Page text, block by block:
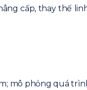
cấp, thay thế
mô phỏng quá